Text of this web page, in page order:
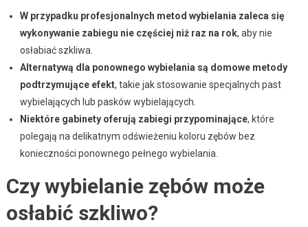
W przypadku profesjonalnych metod wybielania zaleca się
wykonywanie zabiegu nie częściej niż raz na rok, aby nie
osłabiać szkliwa.
Alternatywą dla ponownego wybielania są domowe metody
podtrzymujące efekt, takie jak stosowanie specjalnych past
wybielających lub pasków wybielających.
Niektóre gabinety oferują zabiegi przypominające, które
polegają na delikatnym odświeżeniu koloru zębów bez
konieczności ponownego pełnego wybielania.
Czy wybielanie zębów może
osłabić szkliwo?